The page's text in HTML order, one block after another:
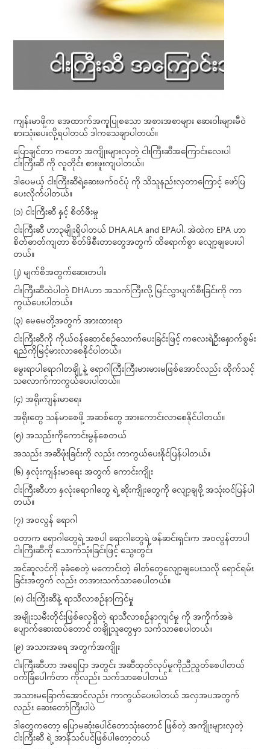
ကျန်းမာဖို့က အေထာက်အကူပြုစသော အစားအစာများ ဆေးဝါးများမီဝဲ
စားသုံးပေးလို့ရပါတယ် ဒါကသေချာပါတယ်။
ပြောချင်တာ ကတော့ အကျိုးများလှတဲ့ ငါးကြီးဆီအကြောင်းလေးပါ
ငါးကြီးဆီ ကို လူတိုင်း စားဖူးကျပါတယ်။
ဒါပေမယ့် ငါးကြီးဆီရဲ့ဆေးဖက်ဝင်ပုံ ကို သိသူနည်းလှတာကြောင့် ဖော်ပြ
ပေးလိုက်ပါတယ်။
(၁) ငါးကြီးဆီ နှင့် စိတ်ဖီးမှု
ငါးကြီးဆီ ဟာ၃မျိုးရှိပါတယ် DHA,ALA and EPAပါ. အဲထဲက EPA ဟာ
စိတ်ဓာတ်ကျတာ စိတ်ဖိစီးတာတွေအတွက် ထိရောက်စွာ လျော့ချပေးပါ
တယ်။
(၂) မျက်စိအတွက်ဆေးတပါး
ငါးကြီးဆီထဲပါတဲ့ DHAဟာ အသက်ကြီးလို့ မြင်လွှာပျက်စီးခြင်းကို ကာ
ကွယ်ပေးပါတယ်။
(၃) မေမေတို့အတွက် အားထားရာ
ငါးကြီးဆီကို ကိုယ်ဝန်ဆောင်စဉ်သောက်ပေးခြင်းဖြင့် ကလေးရဲ့ဦးနှောက်စွမ်း
ရည်ကိုမြင့်မားလာစေနိုင်ပါတယ်။
မွေးရာပါရောဂါတချို့နဲ့ ရောဂါကြီးကြီးမားမားမဖြစ်အောင်လည်း ထိုက်သင့်
သလောက်ကာကွယ်ပေးပါတယ်။
(၄) အရိုးကျန်းမာရေး
အရိုးတွေ သန်မာစေဖို့ အဆစ်တွေ အားကောင်းလာစေနိုင်ပါတယ်။
(၅) အသည်းကိုကောင်းမွန်စေတယ်
အသည်း အဆီဖုံးခြင်းကို လည်း ကာကွယ်ပေးနိုင်ပြန်ပါတယ်။
(၆) နှလုံးကျန်းမာရေး အတွက် ကောင်းကျိုး
ငါးကြီးဆီဟာ နှလုံးရောဂါတွေ ရဲ့ ဆိုးကျိုးတွေကို လျော့ချဖို့ အသုံးဝင်ပြန်ပါ
တယ်။
(၇) အဝလွန် ရောဂါ
ဝတာက ရောဂါတွေရဲ့ အစပါ ရောဂါတွေရဲ့ ဖန်ဆင်းရှင်းက အဝလွန်တာပါ
ငါးကြီးဆီကို သောက်သုံးခြင်းဖြင့် သွေးတွင်း
အင်ဆူလင်ကို ခုခံစေတဲ့ မကောင်းတဲ့ ဓါတ်တွေလျော့ချပေးသလို ရောင်ရမ်း
ခြင်းအတွက် လည်း တအားသက်သာစေပါတယ်။
(၈) ငါးကြီးဆီနဲ့ ရာသီလာစဉ်နာကြင်မှု
အမျိုးသမီးတိုင်းဖြစ်လေ့ရှိတဲ့ ရာသီလာစဉ်နာကျင်မှု ကို အကိုက်အခဲ
ပျောက်ဆေးထပ်တောင် တချို့သူတွေမှာ သက်သာစေပါတယ်။
(၉) အသားအရေ အတွက်အကျိုး
ငါးကြီးဆီဟာ အရေပြာ အတွင်း အဆီထုတ်လုပ်မှုကိုညီညွတ်စေပါတယ်
ဝက်ခြံပေါက်တာ ကိုလည်း သက်သာစေပါတယ်
အသားမခြောက်အောင်လည်း ကာကွယ်ပေးပါတယ် အလှအပအတွက်
လည်း ဆေးတော်ကြီးပါပဲ
ဒါတွေကတော့ ပြောမဆုံးပေါင်တောသုံးတောင် ဖြစ်တဲ့ အကျိုးများလှတဲ့
ငါးကြီးဆီ ရဲ့ အာနိသင်ပင်ဖြစ်ပါတော့တယ်